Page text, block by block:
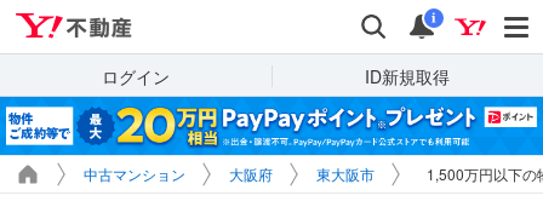
検索 通知
i
ログイン ID新規取得
中古マンション 大阪府 東大阪市 1,500万円以下の